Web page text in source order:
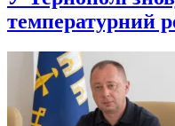
температурний